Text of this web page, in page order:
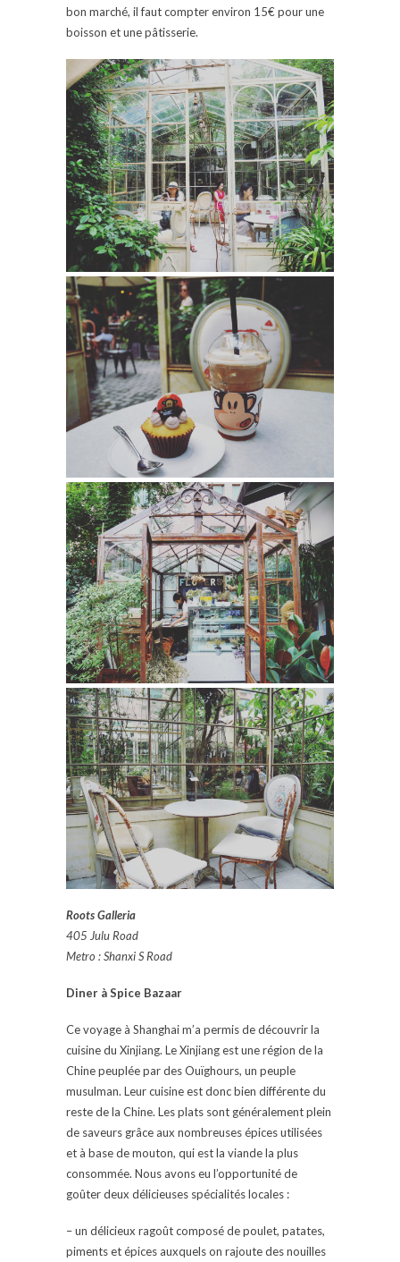
bon marché, il faut compter environ 15€ pour une
boisson et une pâtisserie.
Roots Galleria
405 Julu Road
Metro : Shanxi S Road
Diner à Spice Bazaar
Ce voyage à Shanghai m’a permis de découvrir la
cuisine du Xinjiang. Le Xinjiang est une région de la
Chine peuplée par des Ouïghours, un peuple
musulman. Leur cuisine est donc bien différente du
reste de la Chine. Les plats sont généralement plein
de saveurs grâce aux nombreuses épices utilisées
et à base de mouton, qui est la viande la plus
consommée. Nous avons eu l’opportunité de
goûter deux délicieuses spécialités locales :
– un délicieux ragoût composé de poulet, patates,
piments et épices auxquels on rajoute des nouilles